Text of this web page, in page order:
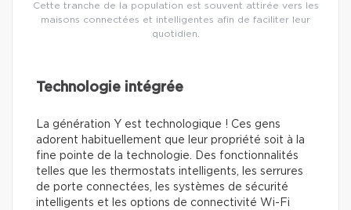
Cette tranche de la population est souvent attirée vers les
maisons connectées et intelligentes afin de faciliter leur
quotidien.
Technologie intégrée
La génération Y est technologique ! Ces gens
adorent habituellement que leur propriété soit à la
fine pointe de la technologie. Des fonctionnalités
telles que les thermostats intelligents, les serrures
de porte connectées, les systèmes de sécurité
intelligents et les options de connectivité Wi-Fi